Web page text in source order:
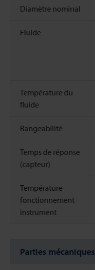
Diamètre nominal
Fluide
Température du
fluide
Rangeabilité
Temps de réponse
(capteur)
Température
fonctionnement
instrument
Parties mécaniques